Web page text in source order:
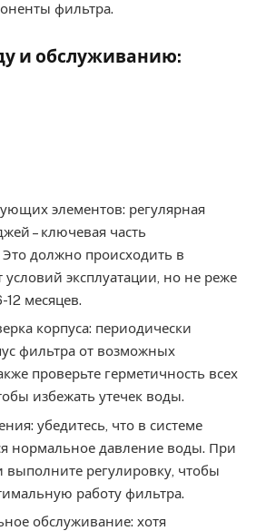
фильтра.
и обслуживанию:
элементов: регулярная
– ключевая часть
должно происходить в
условий эксплуатации, но не реже
12 месяцев.
корпуса: периодически
фильтра от возможных
проверьте герметичность всех
избежать утечек воды.
убедитесь, что в системе
нормальное давление воды. При
выполните регулировку, чтобы
работу фильтра.
обслуживание: хотя